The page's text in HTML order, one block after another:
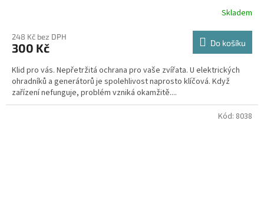
Skladem
248 Kč bez DPH
300 Kč Do košíku
Klid pro vás. Nepřetržitá ochrana pro vaše zvířata. U elektrických
ohradníků a generátorů je spolehlivost naprosto klíčová. Když
zařízení nefunguje, problém vzniká okamžitě....
Kód: 8038